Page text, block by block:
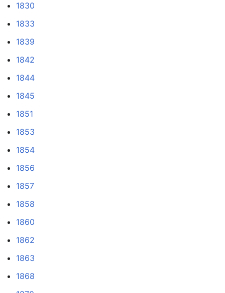
1830
1833
1839
1842
1844
1845
1851
1853
1854
1856
1857
1858
1860
1862
1863
1868